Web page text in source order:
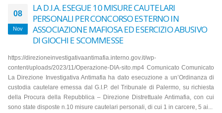
08
Nov
LA D.I.A. ESEGUE 10 MISURE CAUTELARI
PERSONALI PER CONCORSO ESTERNO IN
ASSOCIAZIONE MAFIOSA ED ESERCIZIO ABUSIVO
DI GIOCHI E SCOMMESSE
https://direzioneinvestigativaantimafia.interno.gov.it/wp-
content/uploads/2023/11/Operazione-DIA-sito.mp4 Comunicato Comunicato
La Direzione Investigativa Antimafia ha dato esecuzione a un’Ordinanza di
custodia cautelare emessa dal G.I.P. del Tribunale di Palermo, su richiesta
della Procura della Repubblica – Direzione Distrettuale Antimafia, con cui
sono state disposte n.10 misure cautelari personali, di cui 1 in carcere, 5 ai...